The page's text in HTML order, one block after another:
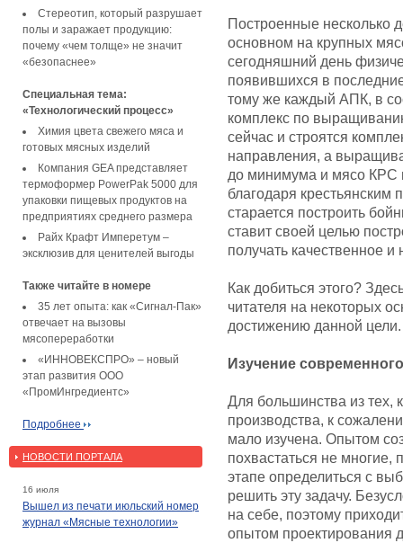
Стереотип, который разрушает
полы и заражает продукцию:
почему «чем толще» не значит
«безопаснее»
Специальная тема:
«Технологический процесс»
Химия цвета свежего мяса и
готовых мясных изделий
Компания GEA представляет
термоформер PowerPak 5000 для
упаковки пищевых продуктов на
предприятиях среднего размера
Райх Крафт Имперетум –
эксклюзив для ценителей выгоды
Также читайте в номере
35 лет опыта: как «Сигнал-Пак»
отвечает на вызовы
мясопереработки
«ИННОВЕКСПРО» – новый
этап развития ООО
«ПромИнгредиентс»
Подробнее
НОВОСТИ ПОРТАЛА
16 июля
Вышел из печати июльский номер
журнал «Мясные технологии»
Построенные несколько
основном на крупных
сегодняшний день
появившихся в
тому же каждый АПК, в
комплекс по
сейчас и строятся
направления, а
до минимума и мясо КРС
благодаря
старается построить
ставит своей целью
получать качественное
Как добиться этого?
читателя на некоторых
достижению данной цели.
Изучение
Для большинства из тех,
производства, к
мало изучена. Опытом
похвастаться не
этапе определиться с
решить эту задачу.
на себе, поэтому
опытом проектирования